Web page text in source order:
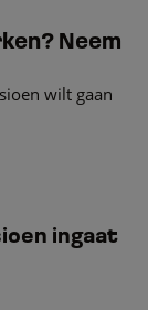
Neem
wilt gaan
ingaat